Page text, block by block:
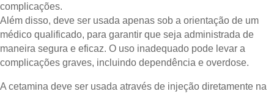
complicações.
Além disso, deve ser usada apenas sob a orientação de um
médico qualificado, para garantir que seja administrada de
maneira segura e eficaz. O uso inadequado pode levar a
complicações graves, incluindo dependência e overdose.
A cetamina deve ser usada através de injeção diretamente na